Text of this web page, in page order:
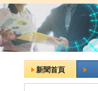
新聞首頁